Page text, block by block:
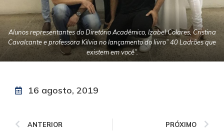
Alunos representantes do Diretório Acadêmico, Izabel Colares, Cristina
Cavalcante e professora Kilvia no lançamento do livro” 40 Ladrões que
existem em você”.
16 agosto, 2019
ANTERIOR PRÓXIMO